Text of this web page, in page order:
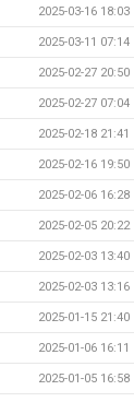
2025-03-16 18:03
2025-03-11 07:14
2025-02-27 20:50
2025-02-27 07:04
2025-02-18 21:41
2025-02-16 19:50
2025-02-06 16:28
2025-02-05 20:22
2025-02-03 13:40
2025-02-03 13:16
2025-01-15 21:40
2025-01-06 16:11
2025-01-05 16:58